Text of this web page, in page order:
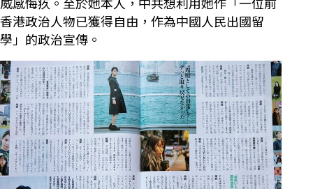
香港政治人物已獲得自由，作為中國人民出國留
學」的政治宣傳。